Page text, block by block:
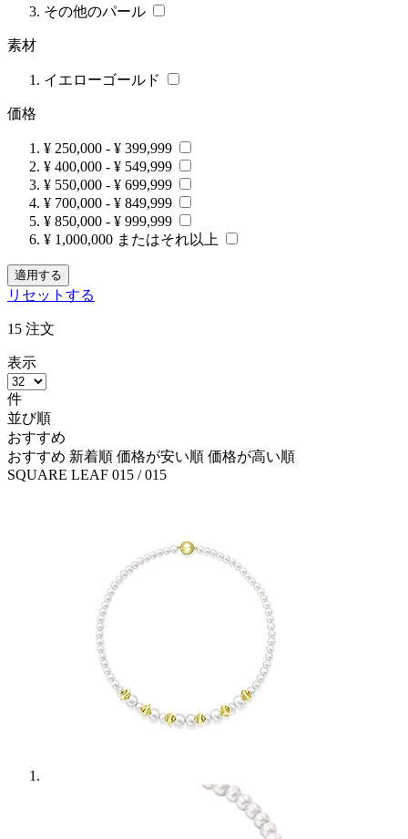
その他のパール
素材
イエローゴールド
価格
¥ 250,000 - ¥ 399,999
¥ 400,000 - ¥ 549,999
¥ 550,000 - ¥ 699,999
¥ 700,000 - ¥ 849,999
¥ 850,000 - ¥ 999,999
¥ 1,000,000 またはそれ以上
適用する
リセットする
15 注文
表示
件
並び順
おすすめ
おすすめ 新着順 価格が安い順 価格が高い順
SQUARE LEAF 015 / 015